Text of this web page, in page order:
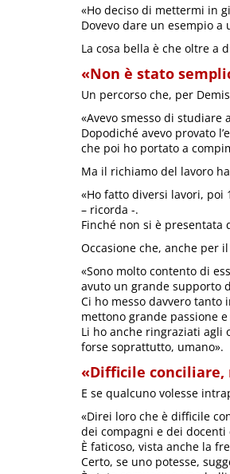
«Ho deciso di mettermi in
Dovevo dare un esempio
La cosa bella è che oltre a
«Non è stato
Un percorso che, per
«Avevo smesso di
Dopodiché avevo provato
che poi ho portato a
Ma il richiamo del lavoro
«Ho fatto diversi lavori, poi
– ricorda -.
Finché non si è presentata
Occasione che, anche per
«Sono molto contento di
avuto un grande supporto
Ci ho messo davvero tanto
mettono grande passione
Li ho anche ringraziati agli
forse soprattutto, umano».
«Difficile conciliare,
E se qualcuno volesse
«Direi loro che è difficile
dei compagni e dei
È faticoso, vista anche la
Certo, se uno potesse,